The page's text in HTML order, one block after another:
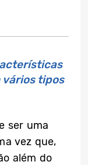
vários tipos
ser uma
vez que,
além do